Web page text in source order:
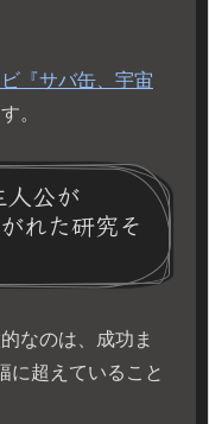
『サバ缶、宇宙
。
公が
れた研究そ
なのは、成功ま
に超えていること